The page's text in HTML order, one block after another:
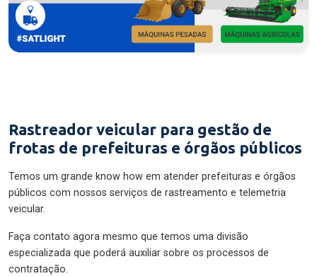
Rastreador veicular para gestão de
frotas de prefeituras e órgãos públicos
Temos um grande know how em atender prefeituras e órgãos
públicos com nossos serviços de rastreamento e telemetria
veicular.
Faça contato agora mesmo que temos uma divisão
especializada que poderá auxiliar sobre os processos de
contratação.